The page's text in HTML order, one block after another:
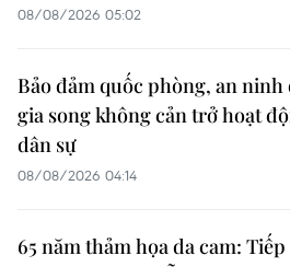
08/08/2026 05:02
Bảo đảm quốc phòng, an ninh
gia song không cản trở hoạt
dân sự
08/08/2026 04:14
65 năm thảm họa da cam: